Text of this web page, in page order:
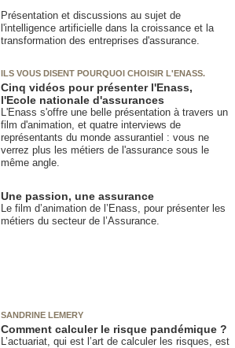
Présentation et discussions au sujet de
l'intelligence artificielle dans la croissance et la
transformation des entreprises d'assurance.
ILS VOUS DISENT POURQUOI CHOISIR L'ENASS.
Cinq vidéos pour présenter l'Enass,
l'Ecole nationale d'assurances
L'Enass s'offre une belle présentation à travers un
film d'animation, et quatre interviews de
représentants du monde assurantiel : vous ne
verrez plus les métiers de l'assurance sous le
même angle.
Une passion, une assurance
Le film d’animation de l’Enass, pour présenter les
métiers du secteur de l’Assurance.
SANDRINE LEMERY
Comment calculer le risque pandémique ?
L’actuariat, qui est l’art de calculer les risques, est